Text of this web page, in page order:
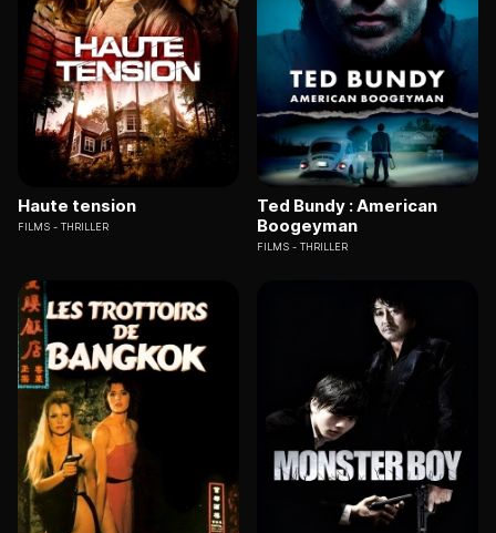
Haute tension
FILMS THRILLER
Ted Bundy : American
Boogeyman
FILMS THRILLER